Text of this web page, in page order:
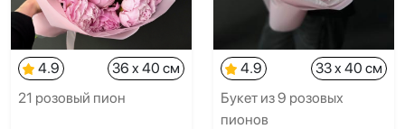
4.9
36 x 40 см
21 розовый пион
4.9
33 x 40 см
Букет из 9 розовых
пионов